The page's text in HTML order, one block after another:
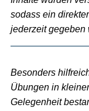
sodass ein
jederzeit gegeben
Besonders
Übungen in
Gelegenheit